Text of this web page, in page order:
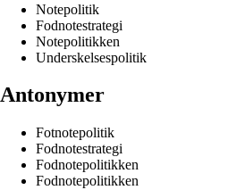
Notepolitik
Fodnotestrategi
Notepolitikken
Underskelsespolitik
Antonymer
Fotnotepolitik
Fodnotestrategi
Fodnotepolitikken
Fodnotepolitikken